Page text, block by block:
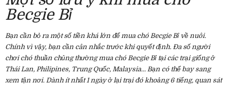
Becgie Bỉ
Bạn cần bỏ ra một số tiền khá lớn để mua chó Becgie Bỉ về nuôi.
Chính vì vậy, bạn cần cân nhắc trước khi quyết định. Đa số người
chơi chó thuần chủng thường mua chó Becgie Bỉ tại các trại giống ở
Thái Lan, Philipines, Trung Quốc, Malaysia… Bạn có thể bay sang
xem tận nơi. Dành ít nhất 1 ngày ở lại trại đó khoảng 6 tiếng, quan sát